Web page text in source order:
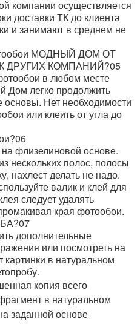
компании осуществляется
доставки ТК до клиента
и занимают в среднем не
МОДНЫЙ ДОМ ОТ
ДРУГИХ КОМПАНИЙ?05
в любом месте
Дом легко продолжить
основы. Нет необходимости
или клеить от угла до
06
флизелиновой основе.
нескольких полос, полосы
нахлест делать не надо.
валик и клей для
следует удалять
края фотообои.
07
дополнительные
или посмотреть на
в натуральном
копия всего
в натуральном
заданной основе